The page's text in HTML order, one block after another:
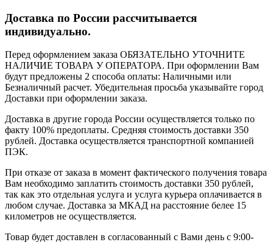
Доставка по России рассчитывается
индивидуально.
Перед оформлением заказа ОБЯЗАТЕЛЬНО УТОЧНИТЕ
НАЛИЧИЕ ТОВАРА У ОПЕРАТОРА. При оформлении Вам
будут предложены 2 способа оплаты: Наличными или
Безналичный расчет. Убедительная просьба указывайте город
Доставки при оформлении заказа.
Доставка в другие города России осуществляется только по
факту 100% предоплаты. Средняя стоимость доставки 350
рублей. Доставка осуществляется транспортной компанией
ПЭК.
При отказе от заказа в момент фактического получения товара
Вам необходимо заплатить стоимость доставки 350 рублей,
так как это отдельная услуга и услуга курьера оплачивается в
любом случае. Доставка за МКАД на расстояние белее 15
километров не осуществляется.
Товар будет доставлен в согласованный с Вами день с 9:00-